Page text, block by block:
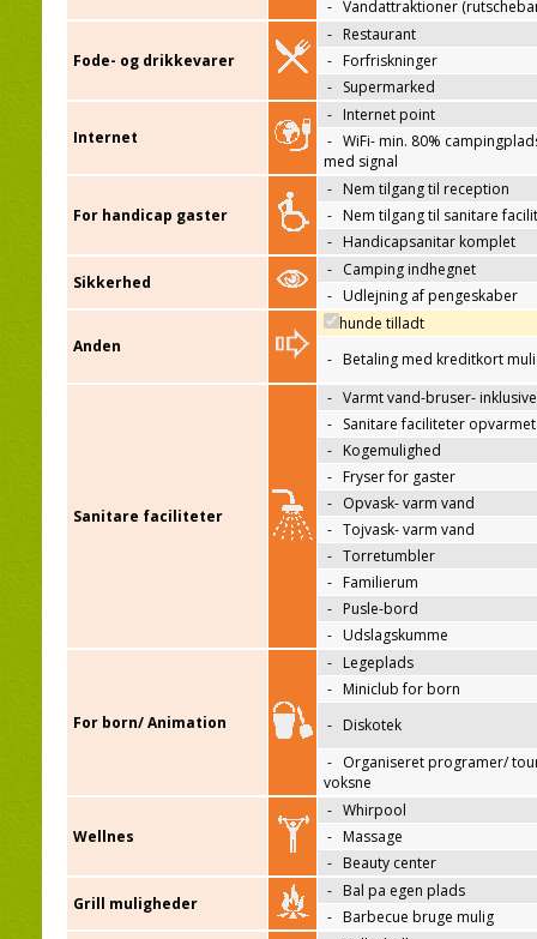
- Vandattraktioner
Fode- og drikkevarer
- Restaurant
- Forfriskninger
- Supermarked
Internet
- Internet point
- WiFi- min. 80%
med signal
For handicap gaster
- Nem tilgang til reception
- Nem tilgang til sanitare
- Handicapsanitar komplet
Sikkerhed
- Camping indhegnet
- Udlejning af pengeskaber
Anden
hunde tilladt
- Betaling med kreditkort
Sanitare faciliteter
- Varmt vand-bruser- inklusive
- Sanitare faciliteter opvarmet
- Kogemulighed
- Fryser for gaster
- Opvask- varm vand
- Tojvask- varm vand
- Torretumbler
- Familierum
- Pusle-bord
- Udslagskumme
For born/ Animation
- Legeplads
- Miniclub for born
- Diskotek
- Organiseret programer/
voksne
Wellnes
- Whirpool
- Massage
- Beauty center
Grill muligheder
- Bal pa egen plads
- Barbecue bruge mulig